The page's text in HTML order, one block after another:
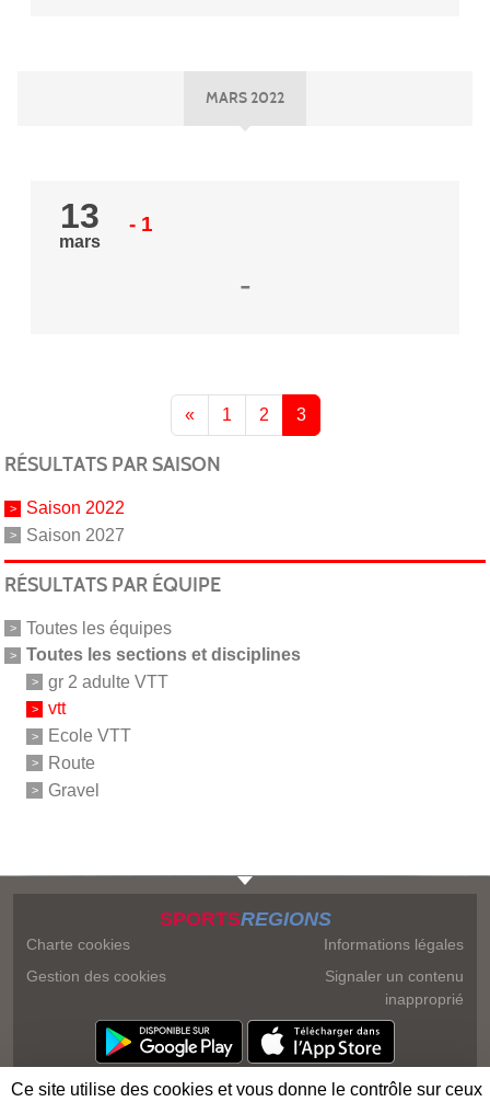
MARS 2022
13
mars
- 1
-
« 1 2 3
RÉSULTATS PAR SAISON
Saison 2022
Saison 2027
RÉSULTATS PAR ÉQUIPE
Toutes les équipes
Toutes les sections et disciplines
gr 2 adulte VTT
vtt
Ecole VTT
Route
Gravel
SPORTSREGIONS
Charte cookies
Gestion des cookies
Informations légales
Signaler un contenu
inapproprié
Ce site utilise des cookies et vous donne le contrôle sur ceux